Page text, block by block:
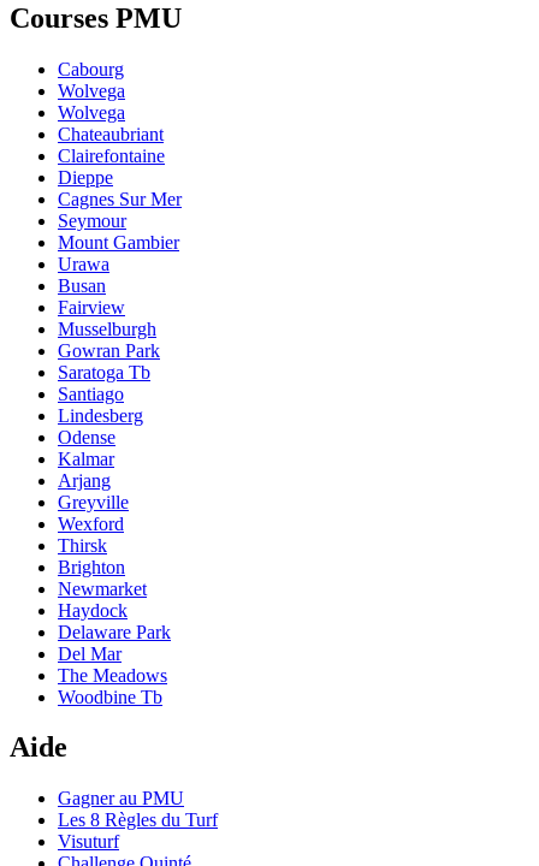
Courses PMU
Cabourg
Wolvega
Wolvega
Chateaubriant
Clairefontaine
Dieppe
Cagnes Sur Mer
Seymour
Mount Gambier
Urawa
Busan
Fairview
Musselburgh
Gowran Park
Saratoga Tb
Santiago
Lindesberg
Odense
Kalmar
Arjang
Greyville
Wexford
Thirsk
Brighton
Newmarket
Haydock
Delaware Park
Del Mar
The Meadows
Woodbine Tb
Aide
Gagner au PMU
Les 8 Règles du Turf
Visuturf